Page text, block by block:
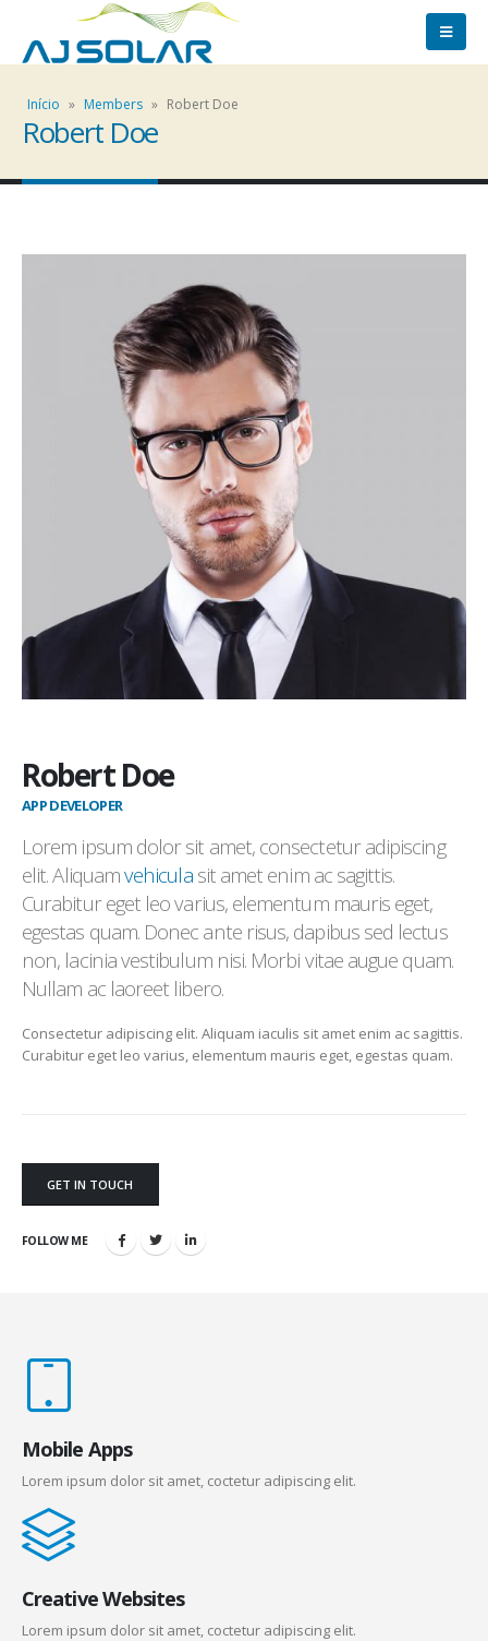
Início » Members » Robert Doe
Robert Doe
Robert Doe
APP DEVELOPER
Lorem ipsum dolor sit amet, consectetur adipiscing
elit. Aliquamvehiculasit amet enim ac sagittis.
Curabitur eget leo varius, elementum mauris eget,
egestas quam. Donec ante risus, dapibus sed lectus
non, lacinia vestibulum nisi. Morbi vitae augue quam.
Nullam ac laoreet libero.
Consectetur adipiscing elit. Aliquam iaculis sit amet enim ac sagittis.
Curabitur eget leo varius, elementum mauris eget, egestas quam.
GET IN TOUCH
FOLLOW ME
Mobile Apps
Lorem ipsum dolor sit amet, coctetur adipiscing elit.
Creative Websites
Lorem ipsum dolor sit amet, coctetur adipiscing elit.